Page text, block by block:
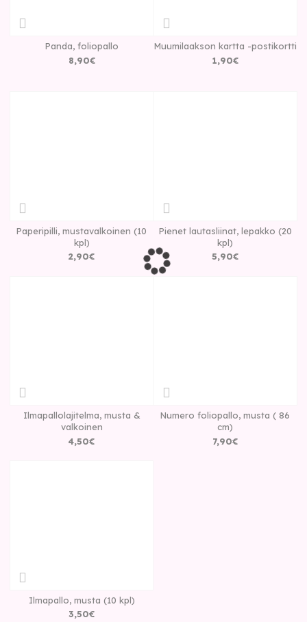
Panda, foliopallo
8,90€
Muumilaakson kartta -postikortti
1,90€
Paperipilli, mustavalkoinen (10
kpl)
2,90€
Pienet lautasliinat, lepakko (20
kpl)
5,90€
Ilmapallolajitelma, musta &
valkoinen
4,50€
Numero foliopallo, musta ( 86
cm)
7,90€
Ilmapallo, musta (10 kpl)
3,50€